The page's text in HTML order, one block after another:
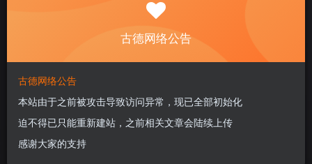
登录查看
Edition 是一款非常好用的硬盘分区工具。傲梅分区助手为用
户提供非常完善的硬盘分区服务，可以帮助用户做好电脑硬
盘管理，是用户日常维护电脑系统常用管理好帮手。傲梅分
区助手是一款免费、专业级的无损分区工具，提供简单、易
古德网络公告
古德网络公告
本站由于之前被攻击导致访问异常，现已全部初始化
迫不得已只能重新建站，之前相关文章会陆续上传
感谢大家的支持